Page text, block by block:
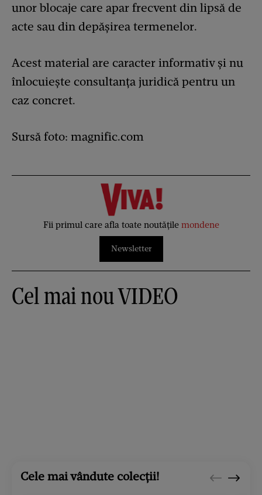
unor blocaje care apar frecvent din lipsă de
acte sau din depășirea termenelor.
Acest material are caracter informativ și nu
înlocuiește consultanța juridică pentru un
caz concret.
Sursă foto: magnific.com
Fii primul care afla toate noutățile mondene
Newsletter
Cel mai nou VIDEO
Cele mai vândute colecții!